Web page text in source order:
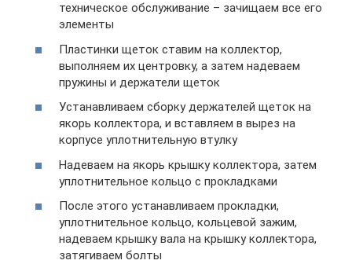
техническое обслуживание – зачищаем все его
элементы
Пластинки щеток ставим на коллектор,
выполняем их центровку, а затем надеваем
пружины и держатели щеток
Устанавливаем сборку держателей щеток на
якорь коллектора, и вставляем в вырез на
корпусе уплотнительную втулку
Надеваем на якорь крышку коллектора, затем
уплотнительное кольцо с прокладками
После этого устанавливаем прокладки,
уплотнительное кольцо, кольцевой зажим,
надеваем крышку вала на крышку коллектора,
затягиваем болты